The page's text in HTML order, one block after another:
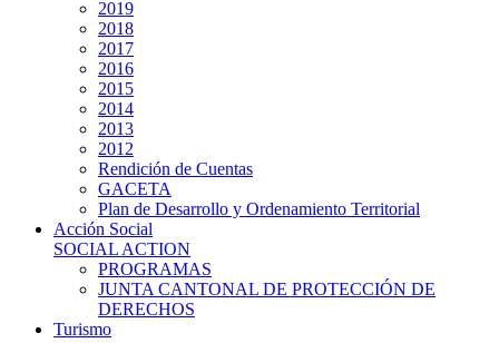
2019
2018
2017
2016
2015
2014
2013
2012
Rendición de Cuentas
GACETA
Plan de Desarrollo y Ordenamiento Territorial
Acción Social
SOCIAL ACTION
PROGRAMAS
JUNTA CANTONAL DE PROTECCIÓN DE
DERECHOS
Turismo